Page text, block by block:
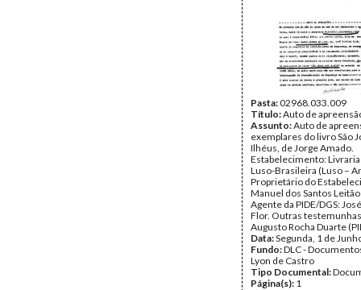
Pasta:02968.033.009
Título:Auto de
Assunto:Auto de
exemplares do livro São
Ilhéus, de Jorge Amado.
Estabelecimento: Livraria
Luso-Brasileira (Luso –
Proprietário do
Manuel dos Santos Leitão
Agente da PIDE/DGS:
Flor. Outras
Augusto Rocha Duarte
Data:Segunda, 1 de
Fundo:DLC -
Lyon de Castro
Tipo Documental:
Página(s): 1